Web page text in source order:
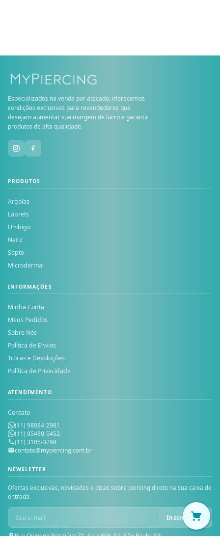
Especializados na venda por atacado, oferecemos
condições exclusivas para revendedores que
desejam aumentar sua margem de lucro e garantir
produtos de alta qualidade.
PRODUTOS
Argolas
Labrets
Umbigo
Nariz
Septo
Microdermal
INFORMAÇÕES
Minha Conta
Meus Pedidos
Sobre Nós
Política de Envios
Trocas e Devoluções
Política de Privacidade
ATENDIMENTO
Contato
(11) 98084-2981
(11) 95480-5452
(11) 3105-3798
contato@mypiercing.com.br
NEWSLETTER
Ofertas exclusivas, novidades e dicas sobre piercing direto na sua caixa de
entrada.
Inscrever-se